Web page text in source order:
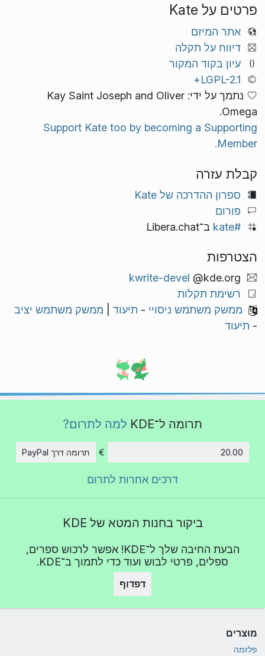
פרטים על Kate
אתר המיזם
דיווח על תקלה
עיון בקוד המקור
LGPL-2.1+
נתמך על ידי: Kay Saint Joseph and Oliver
Omega.
Support Kate too by becoming a Supporting
Member.
קבלת עזרה
ספרון ההדרכה של Kate
פורום
#kate
ב־Libera.chat
הצטרפות
kwrite-devel @kde.org
רשימת תקלות
ממשק משתמש ניסויי - תיעוד
ממשק משתמש יציב
- תיעוד
תרומה ל־KDE למה לתרום?
€ תרומה דרך PayPal
דרכים אחרות לתרום
ביקור בחנות המטא של KDE
הבעת החיבה שלך ל־KDE! אפשר לרכוש ספרים,
ספלים, פרטי לבוש ועוד כדי לתמוך ב־KDE.
דפדוף
מוצרים
פלזמה